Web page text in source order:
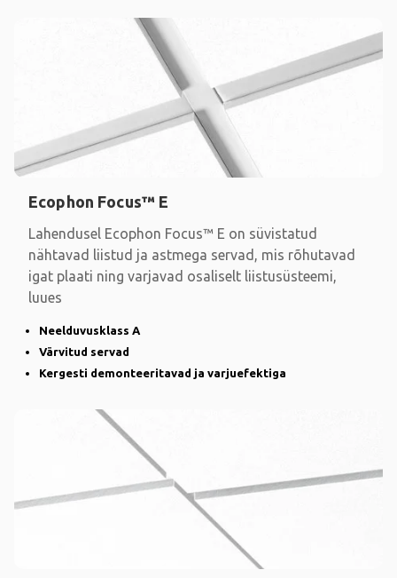
Ecophon Focus™ E
Lahendusel Ecophon Focus™ E on süvistatud
nähtavad liistud ja astmega servad, mis rõhutavad
igat plaati ning varjavad osaliselt liistusüsteemi,
luues
Neelduvusklass A
Värvitud servad
Kergesti demonteeritavad ja varjuefektiga